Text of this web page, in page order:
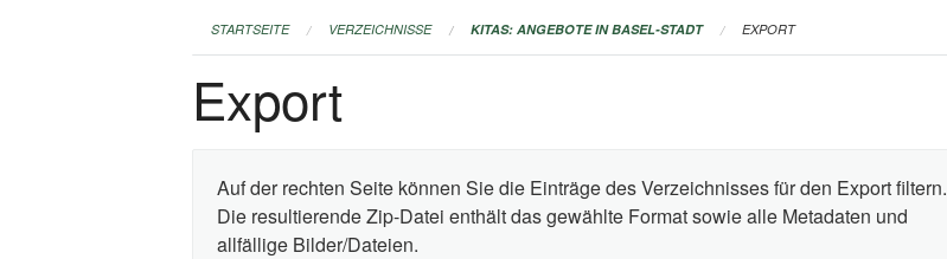
STARTSEITE VERZEICHNISSE KITAS: ANGEBOTE IN BASEL-STADT EXPORT
Export
Auf der rechten Seite können Sie die Einträge des Verzeichnisses für den Export filtern.
Die resultierende Zip-Datei enthält das gewählte Format sowie alle Metadaten und
allfällige Bilder/Dateien.